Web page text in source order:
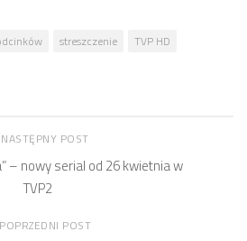
streszczenie
TVP HD
NASTĘPNY POST
– nowy serial od 26 kwietnia w
TVP2
POPRZEDNI POST